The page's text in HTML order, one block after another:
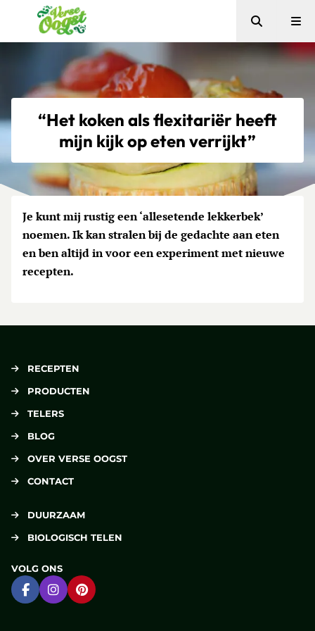
Verse Oogst
Zoeken
“Het koken als flexitariër heeft
mijn kijk op eten verrijkt”
Je kunt mij rustig een ‘allesetende lekkerbek’
noemen. Ik kan stralen bij de gedachte aan eten
en ben altijd in voor een experiment met nieuwe
recepten.
RECEPTEN
PRODUCTEN
TELERS
BLOG
OVER VERSE OOGST
CONTACT
DUURZAAM
BIOLOGISCH TELEN
VOLG ONS
Ga naar Facebook
Ga naar Instagram
Ga naar Pinterest